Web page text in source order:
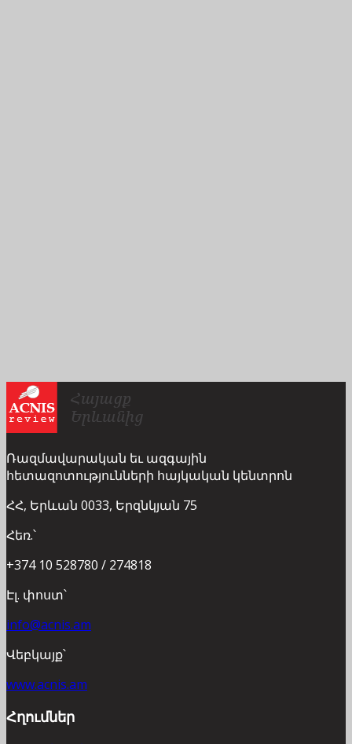
Ռազմավարական եւ ազգային
հետազոտությունների հայկական կենտրոն
ՀՀ, Երևան 0033, Երզնկյան 75
Հեռ.՝
+374 10 528780 / 274818
Էլ. փոստ՝
info@acnis.am
Վեբկայք՝
www.acnis.am
Հղումներ